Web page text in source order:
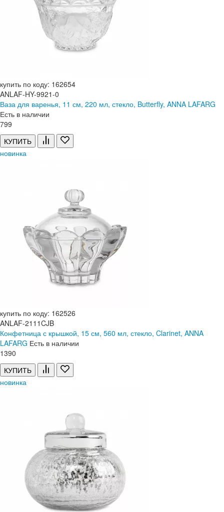
купить по коду: 162654
ANLAF-HY-9921-0
Ваза для варенья, 11 см, 220 мл, стекло, Butterfly, ANNA LAFARG
Есть в наличии
799
КУПИТЬ
новинка
купить по коду: 162526
ANLAF-2111CJB
Конфетница с крышкой, 15 см, 560 мл, стекло, Clarinet, ANNA
LAFARG Есть в наличии
1390
КУПИТЬ
новинка